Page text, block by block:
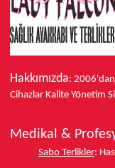
Hakkımızda: 2006'dan
Cihazlar Kalite Yönetim
Medikal &
Sabo Terlikler: